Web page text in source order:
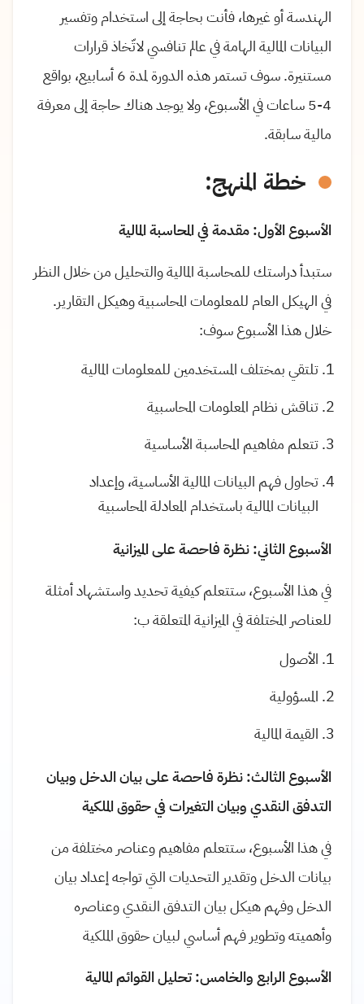
الهندسة أو غيرها، فأنت بحاجة إلى استخدام وتفسير
البيانات المالية الهامة في عالم تنافسي لاتّخاذ قرارات
مستنيرة. سوف تستمر هذه الدورة لمدة 6 أسابيع، بواقع
4-5 ساعات في الأسبوع، ولا يوجد هناك حاجة إلى معرفة
مالية سابقة.
خطة المنهج:
الأسبوع الأول: مقدمة في المحاسبة المالية
ستبدأ دراستك للمحاسبة المالية والتحليل من خلال النظر
في الهيكل العام للمعلومات المحاسبية وهيكل التقارير.
خلال هذا الأسبوع سوف:
تلتقي بمختلف المستخدمين للمعلومات المالية
تناقش نظام المعلومات المحاسبية
تتعلم مفاهيم المحاسبة الأساسية
تحاول فهم البيانات المالية الأساسية، وإعداد
البيانات المالية باستخدام المعادلة المحاسبية
الأسبوع الثاني: نظرة فاحصة على الميزانية
في هذا الأسبوع، ستتعلم كيفية تحديد واستشهاد أمثلة
للعناصر المختلفة في الميزانية المتعلقة ب:
الأصول
المسؤولية
القيمة المالية
الأسبوع الثالث: نظرة فاحصة على بيان الدخل وبيان
التدفق النقدي وبيان التغيرات في حقوق الملكية
في هذا الأسبوع، ستتعلم مفاهيم وعناصر مختلفة من
بيانات الدخل وتقدير التحديات التي تواجه إعداد بيان
الدخل وفهم هيكل بيان التدفق النقدي وعناصره
وأهميته وتطوير فهم أساسي لبيان حقوق الملكية
الأسبوع الرابع والخامس: تحليل القوائم المالية